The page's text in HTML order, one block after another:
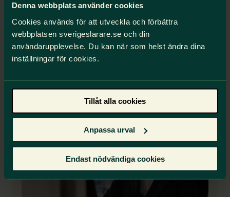
Denna webbplats använder cookies
Cookies används för att utveckla och förbättra
webbplatsen sverigeslarare.se och din
användarupplevelse. Du kan när som helst ändra dina
inställningar för cookies.
Tillåt alla cookies
Anpassa urval
Endast nödvändiga cookies
ombud.
Din förening och ditt ombud